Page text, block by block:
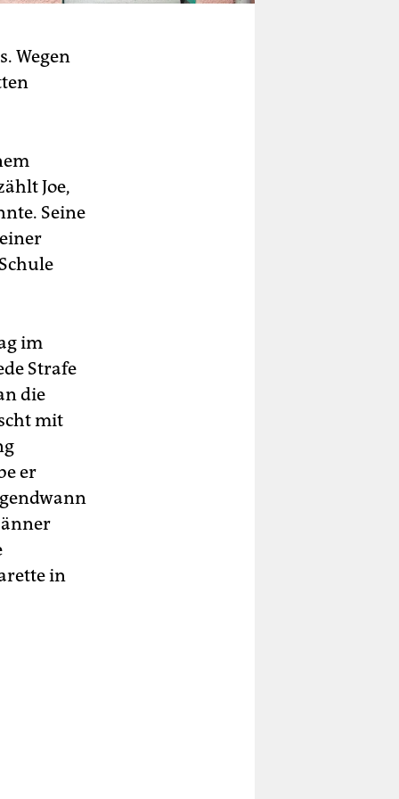
Wegen
Joe,
Seine
im
Strafe
die
mit
er
in